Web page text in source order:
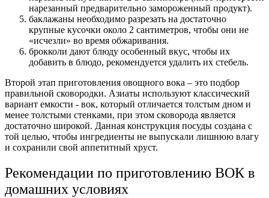
нарезанный предварительно замороженный продукт).
баклажаны необходимо разрезать на достаточно
крупные кусочки около 2 сантиметров, чтобы они не
«исчезли» во время обжаривания.
брокколи дают блюду особенный вкус, чтобы их
добавить в блюдо, рекомендуется удалить их стебель.
Второй этап приготовления овощного вока – это подбор
правильной сковородки. Азиаты используют классический
вариант емкости - вок, который отличается толстым дном и
менее толстыми стенками, при этом сковорода является
достаточно широкой. Данная конструкция посуды создана с
той целью, чтобы ингредиенты не выпускали лишнюю влагу
и сохранили свой аппетитный хруст.
Рекомендации по приготовлению ВОК в
домашних условиях